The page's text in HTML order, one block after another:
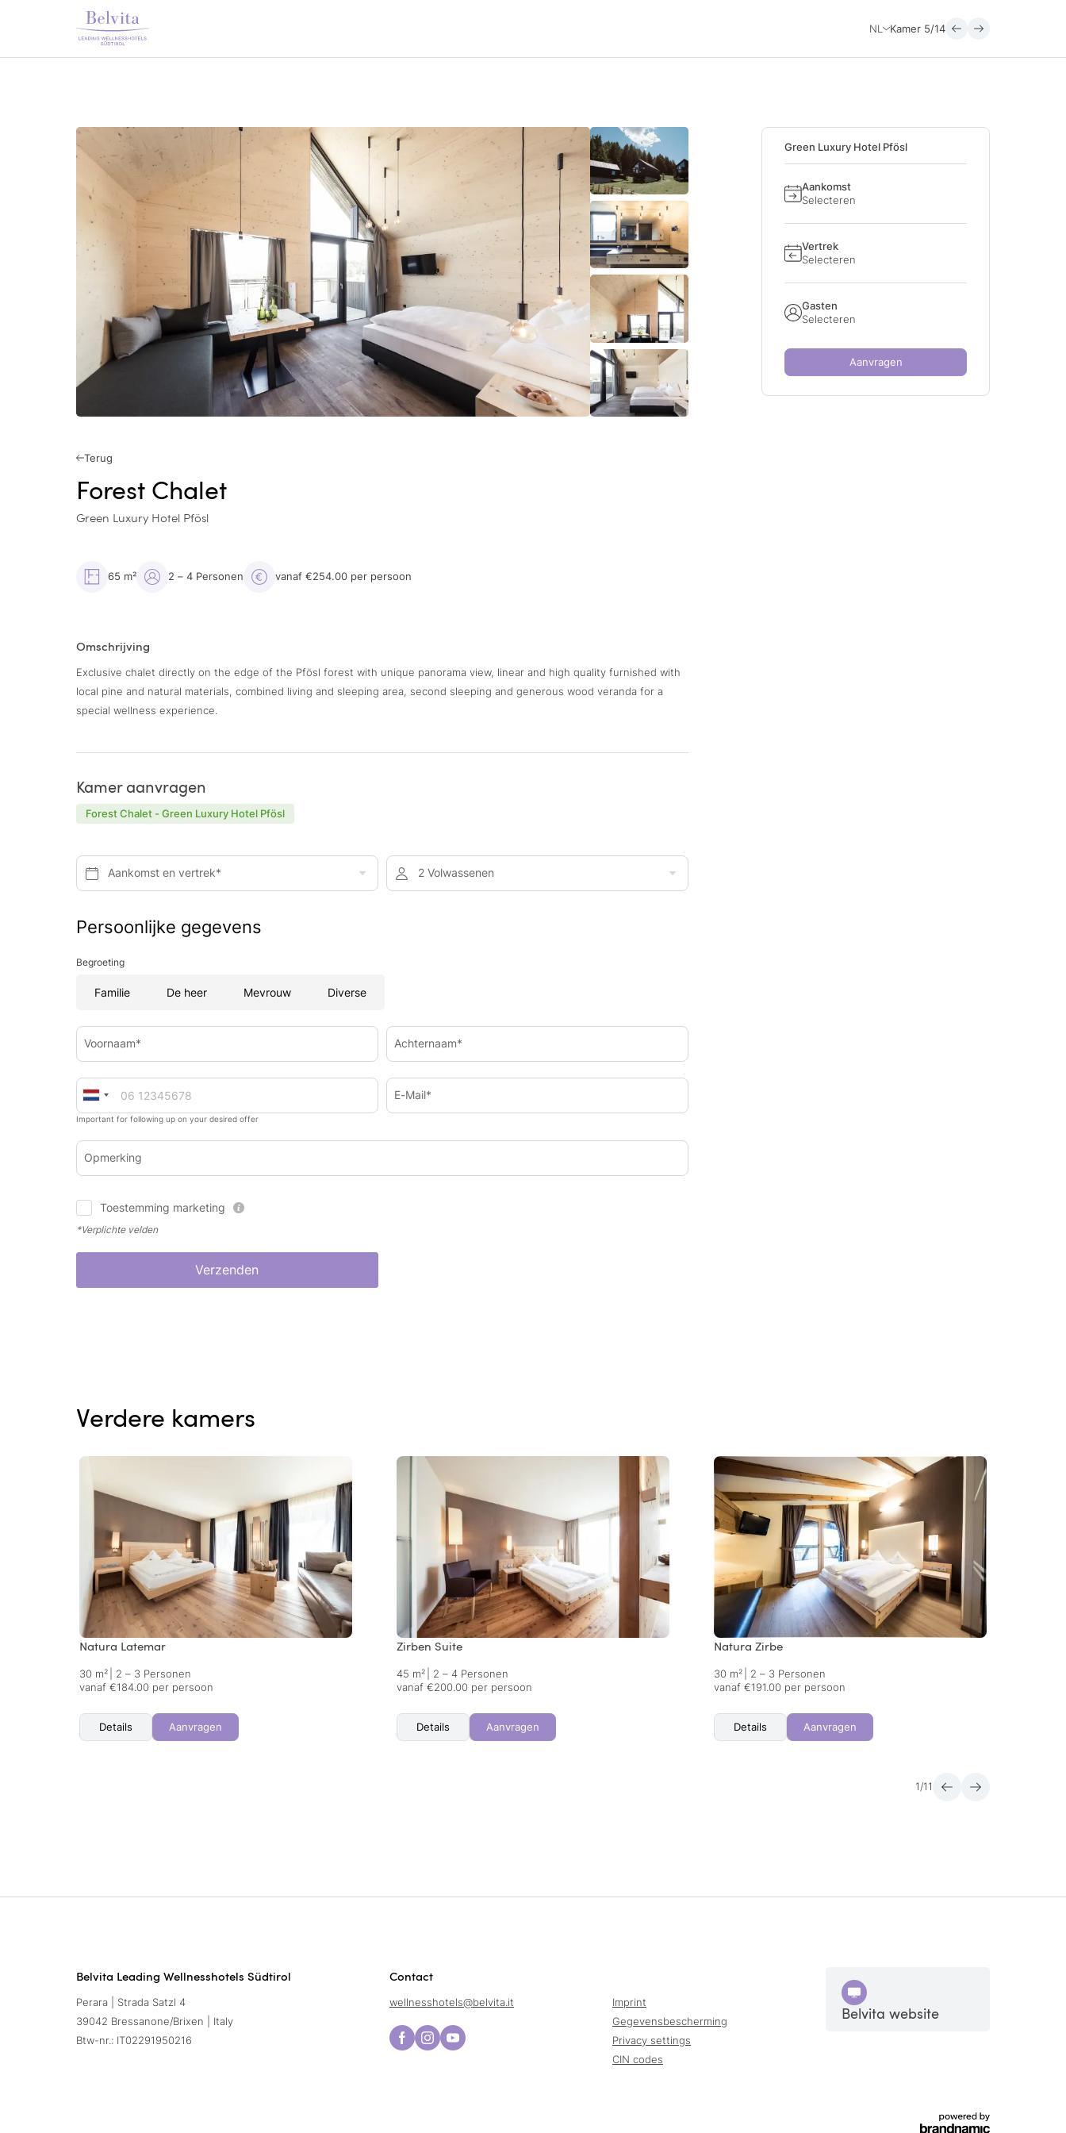
NL Kamer 5/14
Terug
Forest Chalet
Green Luxury Hotel Pfösl
65 m² 2 – 4 Personen vanaf €254.00 per persoon
Omschrijving
Exclusive chalet directly on the edge of the Pfösl forest with unique panorama view, linear and high quality furnished with
local pine and natural materials, combined living and sleeping area, second sleeping and generous wood veranda for a
special wellness experience.
Green Luxury Hotel Pfösl
Aankomst
Selecteren
Vertrek
Selecteren
Gasten
Selecteren
Aanvragen
Kamer aanvragen
Forest Chalet - Green Luxury Hotel Pfösl
Aankomst en vertrek* 2 Volwassenen
Persoonlijke gegevens
Begroeting
Familie De heer Mevrouw Diverse
Voornaam* Achternaam*
Important for following up on your desired offer
E-Mail*
Opmerking
Toestemming marketing
*Verplichte velden
Verzenden
Verdere kamers
Natura Latemar
30 m²
2 – 3 Personen
vanaf €184.00 per persoon
Details Aanvragen
Zirben Suite
45 m²
2 – 4 Personen
vanaf €200.00 per persoon
Details Aanvragen
Natura Zirbe
30 m²
2 – 3 Personen
vanaf €191.00 per persoon
Details Aanvragen
1/11
Belvita Leading Wellnesshotels Südtirol
Perara | Strada Satzl 4
39042 Bressanone/Brixen | Italy
Btw-nr.: IT02291950216
Contact
wellnesshotels@belvita.it
Imprint
Gegevensbescherming
Privacy settings
CIN codes
Belvita website